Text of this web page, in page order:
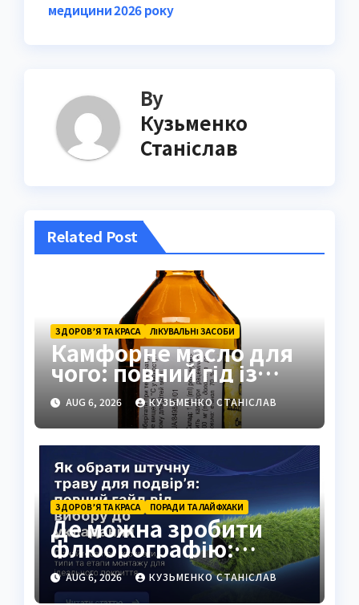
медицини 2026 року
By
Кузьменко
Станіслав
Related Post
ЗДОРОВ’Я ТА КРАСА ЛІКУВАЛЬНІ ЗАСОБИ
Камфорне масло для
чого: повний гід із
застосуванням і
властивостями
AUG 6, 2026 КУЗЬМЕНКО СТАНІСЛАВ
ЗДОРОВ’Я ТА КРАСА ПОРАДИ ТА ЛАЙФХАКИ
Де можна зробити
флюорографію:
повний гід для
українців
AUG 6, 2026 КУЗЬМЕНКО СТАНІСЛАВ